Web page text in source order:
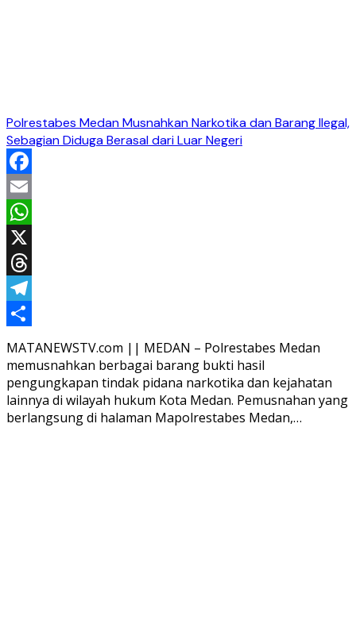
Polrestabes Medan Musnahkan Narkotika dan Barang Ilegal,
Sebagian Diduga Berasal dari Luar Negeri
Facebook
Email
WhatsApp
X
Threads
Telegram
Share
MATANEWSTV.com || MEDAN – Polrestabes Medan
memusnahkan berbagai barang bukti hasil
pengungkapan tindak pidana narkotika dan kejahatan
lainnya di wilayah hukum Kota Medan. Pemusnahan yang
berlangsung di halaman Mapolrestabes Medan,…